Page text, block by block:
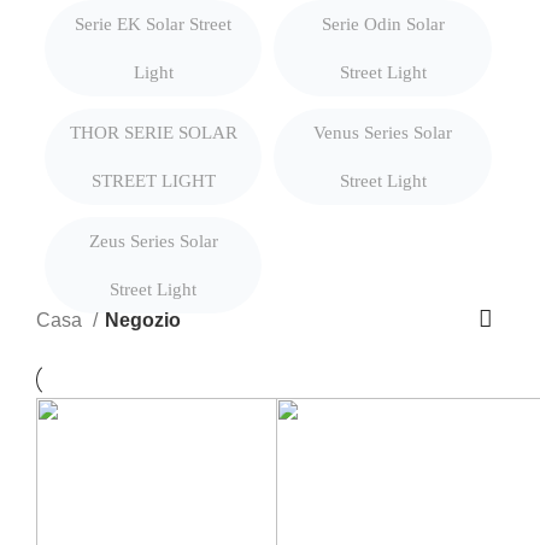
Serie EK Solar Street
Light
Serie Odin Solar
Street Light
THOR SERIE SOLAR
STREET LIGHT
Venus Series Solar
Street Light
Zeus Series Solar
Street Light
Casa Negozio